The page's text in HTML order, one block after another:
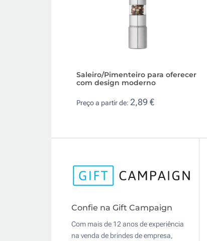
Saleiro/Pimenteiro para oferecer
com design moderno
Preço a partir de: 2,89 €
Confie na Gift Campaign
Com mais de 12 anos de experiência
na venda de brindes de empresa,